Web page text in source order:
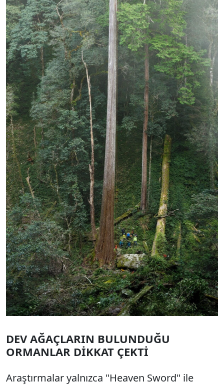
DEV AĞAÇLARIN BULUNDUĞU
ORMANLAR DİKKAT ÇEKTİ
Araştırmalar yalnızca "Heaven Sword" ile